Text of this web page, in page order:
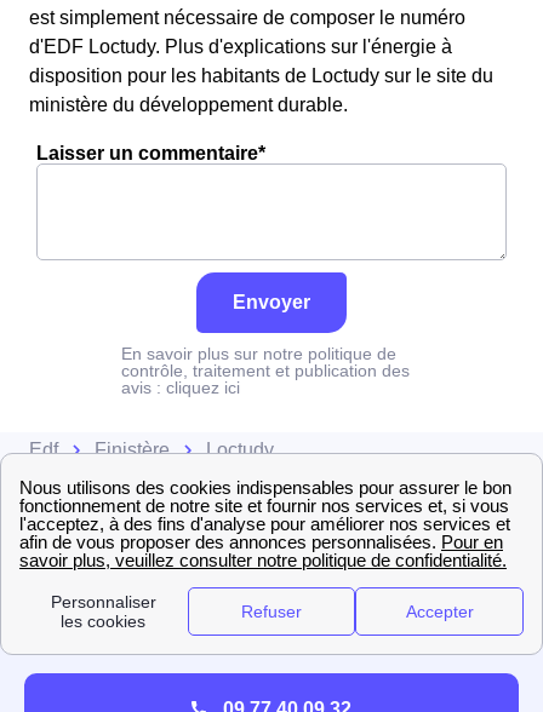
est simplement nécessaire de composer le numéro
d'EDF Loctudy. Plus d'explications sur l'énergie à
disposition pour les habitants de Loctudy sur le site du
ministère du développement durable.
Laisser un commentaire*
Envoyer
En savoir plus sur notre politique de
contrôle, traitement et publication des
avis : cliquez ici
Edf Finistère Loctudy